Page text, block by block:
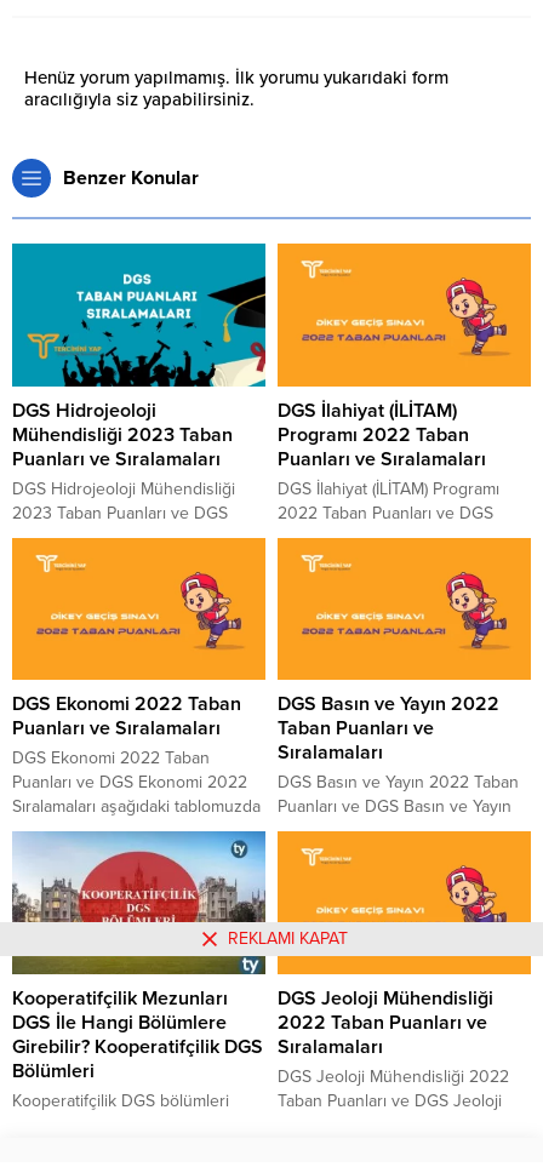
Henüz yorum yapılmamış. İlk yorumu yukarıdaki form
aracılığıyla siz yapabilirsiniz.
Benzer Konular
DGS Hidrojeoloji
Mühendisliği 2023 Taban
Puanları ve Sıralamaları
DGS Hidrojeoloji Mühendisliği
2023 Taban Puanları ve DGS
Hidrojeoloji Mühendisliği 2023
Sıralamaları aşağıdaki tablomuzda
paylaşılmıştır. 2023 yılında
DGS’ye girecek adaylara fikir ve
bilgi vermesi için paylaştığımız
güncel rakamları içermektedir.
Hidrojeoloji Mühendisliği 2023
DGS Taban Puanları için aşağıdaki
listeyi inceleyebilirsiniz. Puanlar
yüksekten düşüğe doğru
sıralanmıştır. 4 Yıllık...
DGS İlahiyat (İLİTAM)
Programı 2022 Taban
Puanları ve Sıralamaları
DGS İlahiyat (İLİTAM) Programı
2022 Taban Puanları ve DGS
İlahiyat (İLİTAM) Programı 2022
Sıralamaları aşağıdaki tablomuzda
paylaşılmıştır. 2022 yılında
DGS’ye girecek adaylara fikir ve
bilgi vermesi için paylaştığımız
güncel rakamları içermektedir.
İlahiyat (İLİTAM) Programı 2022
DGS Taban Puanları için aşağıdaki
listeyi inceleyebilirsiniz. Puanlar
yüksekten düşüğe doğru
sıralanmıştır....
DGS Ekonomi 2022 Taban
Puanları ve Sıralamaları
DGS Ekonomi 2022 Taban
Puanları ve DGS Ekonomi 2022
Sıralamaları aşağıdaki tablomuzda
paylaşılmıştır. 2022 yılında
DGS’ye girecek adaylara fikir ve
bilgi vermesi için paylaştığımız
tablo ÖSYM tarafından yayınlanan
güncel rakamları içermektedir.
Ekonomi 2022 DGS Taban
Puanları için aşağıdaki listeyi
inceleyebilirsiniz. Puanlar
yüksekten düşüğe doğru
sıralanmıştır. 4 Yıllık Bölümlerin
2022 Taban Puanları...
DGS Basın ve Yayın 2022
Taban Puanları ve
Sıralamaları
DGS Basın ve Yayın 2022 Taban
Puanları ve DGS Basın ve Yayın
2022 Sıralamaları aşağıdaki
tablomuzda paylaşılmıştır. 2022
yılında DGS’ye girecek adaylara
fikir ve bilgi vermesi için
paylaştığımız tablo ÖSYM
tarafından yayınlanan güncel
rakamları içermektedir. Basın ve
Yayın 2022 DGS Taban
Puanları için aşağıdaki listeyi
inceleyebilirsiniz. Puanlar
yüksekten düşüğe doğru
sıralanmıştır....
Kooperatifçilik Mezunları
DGS İle Hangi Bölümlere
Girebilir? Kooperatifçilik DGS
Bölümleri
Kooperatifçilik DGS bölümleri
DGS Jeoloji Mühendisliği
2022 Taban Puanları ve
Sıralamaları
DGS Jeoloji Mühendisliği 2022
Taban Puanları ve DGS Jeoloji
REKLAMI KAPAT